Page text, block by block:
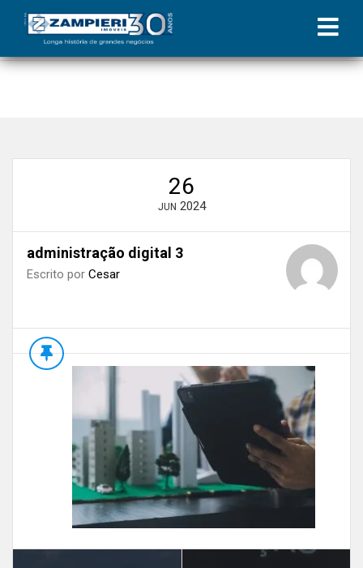
Início»Blog»As vantagens da prestação de contas digital para o
condomínio»administração digital 3
26
JUN 2024
administração digital 3
Escrito por Cesar